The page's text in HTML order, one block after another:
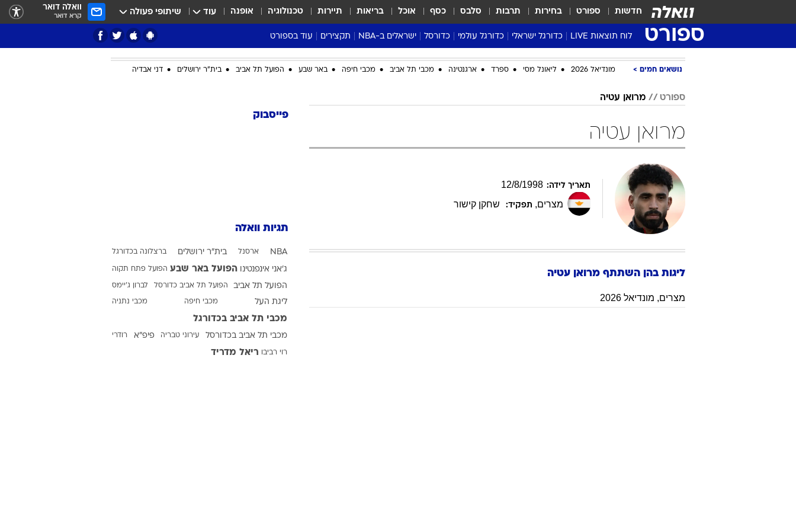
חדשות ספורט בחירות תרבות סלבס כסף אוכל בריאות תיירות טכנולוגיה אופנה עוד שיתופי פעולה וואלה דואר
קרא דואר
ספורט לוח תוצאות LIVE כדורגל ישראלי
ליגת העל Winner
נבחרות ישראל
ליגה א'
כדורגל עולמי
ליגה אנגלית
ליגת האלופות
דרום אמריקה
כדורסל
ליגת העל
כדורסל נשים
ישראלים ב-NBA
דני אבדיה
תקצירים עוד בספורט
מונדיאל 2026
NBA
פודקאסטים
אבא של שבת
פוקר
ענפים נוספים
לוח שידורים
החידה של ספורט1
ארכיון מדורים מחוץ לקווים
נושאים חמים מונדיאל 2026 ליאונל מסי ספרד ארגנטינה מכבי תל אביב מכבי חיפה באר שבע הפועל תל אביב בית"ר ירושלים דני אבדיה
ספורט מרואן עטיה
מרואן עטיה
תאריך לידה: 12/8/1998
מצרים, תפקיד: שחקן קישור
ליגות בהן השתתף מרואן עטיה
מצרים, מונדיאל 2026
פייסבוק
תגיות וואלה
NBA ארסנל בית"ר ירושלים ברצלונה בכדורגל
ג'אני אינפנטינו הפועל באר שבע הפועל פתח תקוה
הפועל תל אביב הפועל תל אביב כדורסל לברון ג'יימס
ליגת העל מכבי חיפה מכבי נתניה
מכבי תל אביב בכדורגל
מכבי תל אביב בכדורסל עירוני טבריה פיפ"א רודרי
רוי רביבו ריאל מדריד